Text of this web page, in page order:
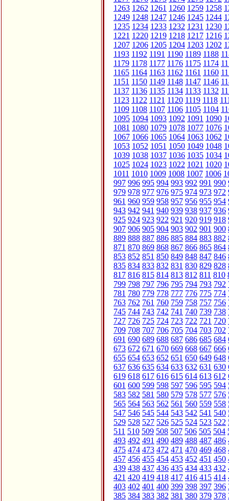
1263 1262 1261 1260 1259 1258
1249 1248 1247 1246 1245 1244
1235 1234 1233 1232 1231 1230
1221 1220 1219 1218 1217 1216
1207 1206 1205 1204 1203 1202
1193 1192 1191 1190 1189 1188
1179 1178 1177 1176 1175 1174
1165 1164 1163 1162 1161 1160
1151 1150 1149 1148 1147 1146
1137 1136 1135 1134 1133 1132
1123 1122 1121 1120 1119 1118
1109 1108 1107 1106 1105 1104
1095 1094 1093 1092 1091 1090
1081 1080 1079 1078 1077 1076
1067 1066 1065 1064 1063 1062
1053 1052 1051 1050 1049 1048
1039 1038 1037 1036 1035 1034
1025 1024 1023 1022 1021 1020
1011 1010 1009 1008 1007 1006
997 996 995 994 993 992 991 990
979 978 977 976 975 974 973 972
961 960 959 958 957 956 955 954
943 942 941 940 939 938 937 936
925 924 923 922 921 920 919 918
907 906 905 904 903 902 901 900
889 888 887 886 885 884 883 882
871 870 869 868 867 866 865 864
853 852 851 850 849 848 847 846
835 834 833 832 831 830 829 828
817 816 815 814 813 812 811 810
799 798 797 796 795 794 793 792
781 780 779 778 777 776 775 774
763 762 761 760 759 758 757 756
745 744 743 742 741 740 739 738
727 726 725 724 723 722 721 720
709 708 707 706 705 704 703 702
691 690 689 688 687 686 685 684
673 672 671 670 669 668 667 666
655 654 653 652 651 650 649 648
637 636 635 634 633 632 631 630
619 618 617 616 615 614 613 612
601 600 599 598 597 596 595 594
583 582 581 580 579 578 577 576
565 564 563 562 561 560 559 558
547 546 545 544 543 542 541 540
529 528 527 526 525 524 523 522
511 510 509 508 507 506 505 504
493 492 491 490 489 488 487 486
475 474 473 472 471 470 469 468
457 456 455 454 453 452 451 450
439 438 437 436 435 434 433 432
421 420 419 418 417 416 415 414
403 402 401 400 399 398 397 396
385 384 383 382 381 380 379 378